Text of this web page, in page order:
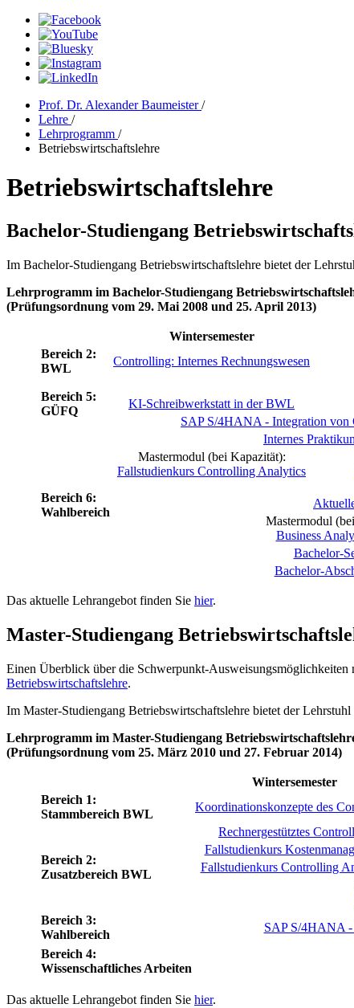
Prof. Dr. Alexander Baumeister/
Lehre /
Lehrprogramm /
Betriebswirtschaftslehre
Betriebswirtschaftslehre
Bachelor-Studiengang
Im Bachelor-Studiengang Betriebswirtschaftslehre bietet der
Lehrprogramm im Bachelor-Studiengang
(Prüfungsordnung vom 29. Mai 2008 und 25. April 2013)
Wintersemester
Bereich 2:
BWL
Controlling: Internes Rechnungswesen
Bereich 5:
GÜFQ
KI-Schreibwerkstatt in der BWL
SAP S/4HANA - Integration von
Bereich 6:
Wahlbereich
Internes
Mastermodul (bei Kapazität):
Fallstudienkurs Controlling Analytics
Mastermodul
Business
Bachelor-
Bachelor-
Das aktuelle Lehrangebot finden Sie hier.
Master-Studiengang
Einen Überblick über die Schwerpunkt-
Betriebswirtschaftslehre.
Im Master-Studiengang Betriebswirtschaftslehre bietet der
Lehrprogramm im Master-Studiengang
(Prüfungsordnung vom 25. März 2010 und 27. Februar 2014)
Wintersemester
Bereich 1:
Stammbereich BWL
Koordinationskonzepte des
Bereich 2:
Zusatzbereich BWL
Rechnergestütztes
Fallstudienkurs
Fallstudienkurs Controlling
Bereich 3:
Wahlbereich
SAP S/4HANA -
Bereich 4:
Wissenschaftliches Arbeiten
Das aktuelle Lehrangebot finden Sie hier.